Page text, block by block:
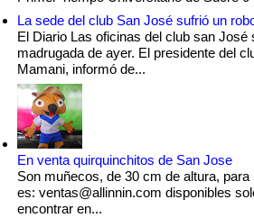
La sede del club San José sufrió un
El Diario Las oficinas del club san José
madrugada de ayer. El presidente del
Mamani, informó de...
En venta quirquinchitos de San Jose
Son muñecos, de 30 cm de altura,
es: ventas@allinnin.com disponibles
encontrar en...